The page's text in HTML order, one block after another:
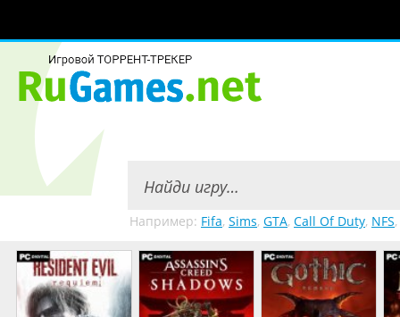
Например: Fifa, Sims, GTA, Call Of Duty, NFS,